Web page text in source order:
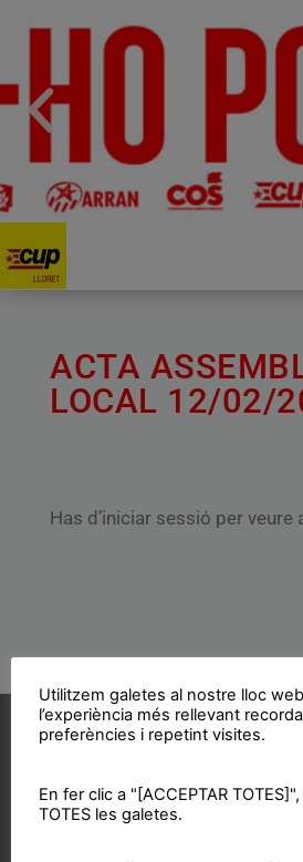
ACTA
LOCAL 12/02/
Has d’iniciar sessió per
Vols col·laborar?
Utilitzem galetes al nostre lloc
l’experiència més rellevant
preferències i repetint visites.
En fer clic a "[ACCEPTAR
TOTES les galetes.